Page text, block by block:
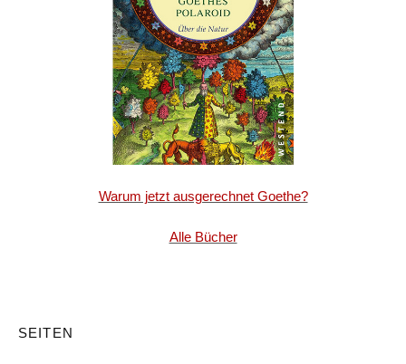
Warum jetzt ausgerechnet Goethe?
Alle Bücher
SEITEN